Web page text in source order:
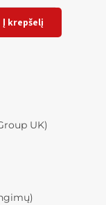
Į krepšelį
UK)